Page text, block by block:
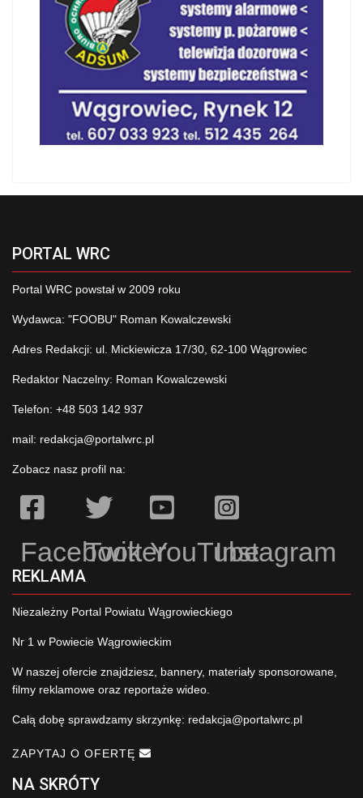
PORTAL WRC
Portal WRC powstał w 2009 roku
Wydawca: "FOOBU" Roman Kowalczewski
Adres Redakcji: ul. Mickiewicza 17/30, 62-100 Wągrowiec
Redaktor Naczelny: Roman Kowalczewski
Telefon: +48 503 142 937
mail: redakcja@portalwrc.pl
Zobacz nasz profil na:
Facebook
TwitterYouTubeInstagram
REKLAMA
Niezależny Portal Powiatu Wągrowieckiego
Nr 1 w Powiecie Wągrowieckim
W naszej ofercie znajdziesz, bannery, materiały sponsorowane,
filmy reklamowe oraz reportaże wideo.
Całą dobę sprawdzamy skrzynkę: redakcja@portalwrc.pl
ZAPYTAJ O OFERTĘ
NA SKRÓTY